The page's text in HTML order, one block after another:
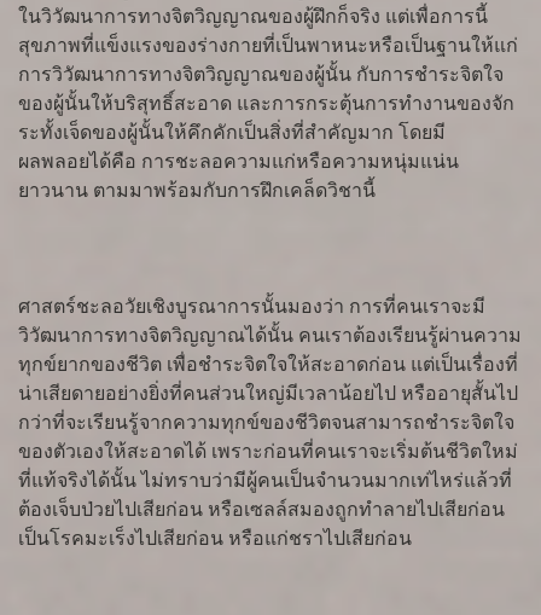
ในวิวัฒนาการทางจิตวิญญาณของผู้ฝึกก็จริง แต่เพื่อการนี้
สุขภาพที่แข็งแรงของร่างกายที่เป็นพาหนะหรือเป็นฐานให้แก่
การวิวัฒนาการทางจิตวิญญาณของผู้นั้น กับการชำระจิตใจ
ของผู้นั้นให้บริสุทธิ์สะอาด และการกระตุ้นการทำงานของจัก
ระทั้งเจ็ดของผู้นั้นให้คึกคักเป็นสิ่งที่สำคัญมาก โดยมี
ผลพลอยได้คือ การชะลอความแก่หรือความหนุ่มแน่น
ยาวนาน ตามมาพร้อมกับการฝึกเคล็ดวิชานี้
ศาสตร์ชะลอวัยเชิงบูรณาการนั้นมองว่า การที่คนเราจะมี
วิวัฒนาการทางจิตวิญญาณได้นั้น คนเราต้องเรียนรู้ผ่านความ
ทุกข์ยากของชีวิต เพื่อชำระจิตใจให้สะอาดก่อน แต่เป็นเรื่องที่
น่าเสียดายอย่างยิ่งที่คนส่วนใหญ่มีเวลาน้อยไป หรืออายุสั้นไป
กว่าที่จะเรียนรู้จากความทุกข์ของชีวิตจนสามารถชำระจิตใจ
ของตัวเองให้สะอาดได้ เพราะก่อนที่คนเราจะเริ่มต้นชีวิตใหม่
ที่แท้จริงได้นั้น ไม่ทราบว่ามีผู้คนเป็นจำนวนมากเท่ไหร่แล้วที่
ต้องเจ็บป่วยไปเสียก่อน หรือเซลล์สมองถูกทำลายไปเสียก่อน
เป็นโรคมะเร็งไปเสียก่อน หรือแก่ชราไปเสียก่อน